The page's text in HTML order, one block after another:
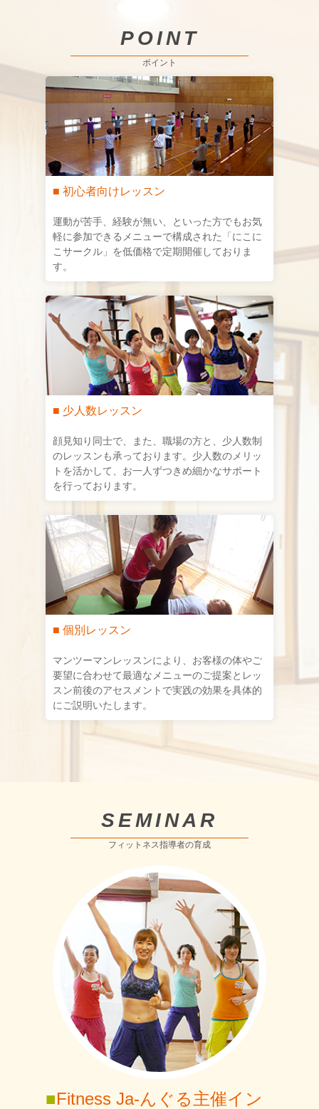
POINT
ポイント
■ 初心者向けレッスン
運動が苦手、経験が無い、といった方でもお気
軽に参加できるメニューで構成された「にこに
こサークル」を低価格で定期開催しておりま
す。
■ 少人数レッスン
顔見知り同士で、また、職場の方と、少人数制
のレッスンも承っております。少人数のメリッ
トを活かして、お一人ずつきめ細かなサポート
を行っております。
■ 個別レッスン
マンツーマンレッスンにより、お客様の体やご
要望に合わせて最適なメニューのご提案とレッ
スン前後のアセスメントで実践の効果を具体的
にご説明いたします。
SEMINAR
フィットネス指導者の育成
■Fitness Ja-んぐる主催イン